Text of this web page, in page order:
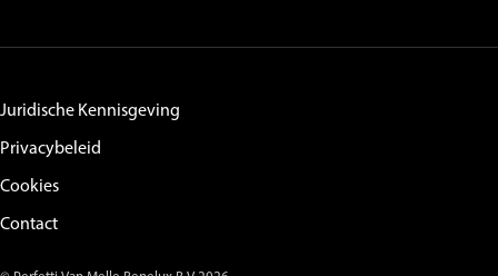
Juridische Kennisgeving
Privacybeleid
Cookies
Contact